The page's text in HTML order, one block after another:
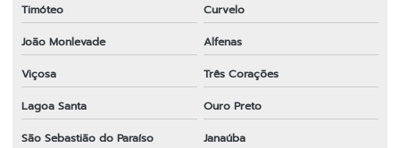
Timóteo
Curvelo
João Monlevade
Alfenas
Viçosa
Três Corações
Lagoa Santa
Ouro Preto
São Sebastião do Paraíso
Janaúba